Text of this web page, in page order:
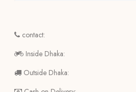
contact:
Inside Dhaka:
Outside Dhaka: